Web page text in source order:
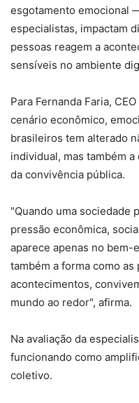
esgotamento emocional
especialistas, impactam
pessoas reagem a
sensíveis no ambiente
Para Fernanda Faria,
cenário econômico,
brasileiros tem alterado
individual, mas também
da convivência pública.
"Quando uma sociedade
pressão econômica,
aparece apenas no bem-
também a forma como
acontecimentos,
mundo ao redor", afirma.
Na avaliação da
funcionando como
coletivo.